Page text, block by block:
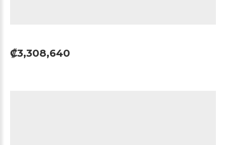
₡3,308,640